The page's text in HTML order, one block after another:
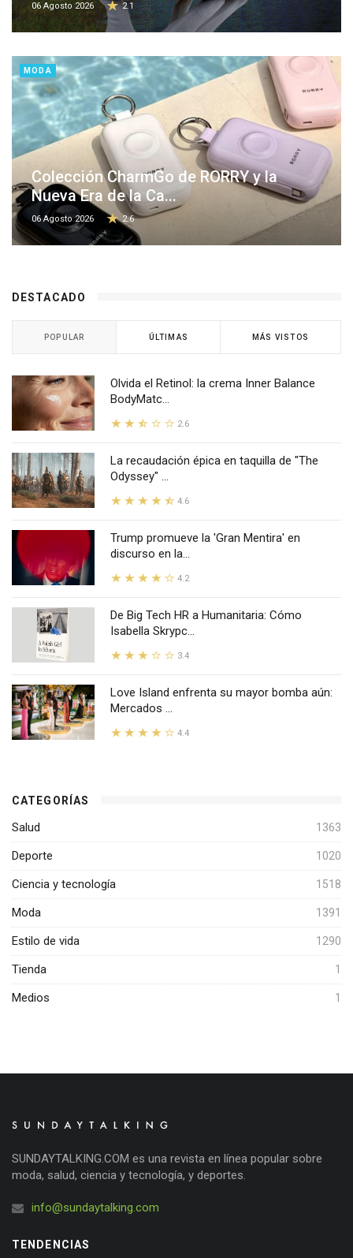
06 Agosto 2026 2.1
MODA
Colección CharmGo de RORRY y la
Nueva Era de la Ca...
06 Agosto 2026 2.6
DESTACADO
POPULAR ÚLTIMAS MÁS VISTOS
Olvida el Retinol: la crema Inner Balance
BodyMatc...
2.6
La recaudación épica en taquilla de "The
Odyssey" ...
4.6
Trump promueve la 'Gran Mentira' en
discurso en la...
4.2
De Big Tech HR a Humanitaria: Cómo
Isabella Skrypc...
3.4
Love Island enfrenta su mayor bomba aún:
Mercados ...
4.4
CATEGORÍAS
Salud 1363
Deporte 1020
Ciencia y tecnología 1518
Moda 1391
Estilo de vida 1290
Tienda 1
Medios 1
SUNDAYTALKING.COM es una revista en línea popular sobre
moda, salud, ciencia y tecnología, y deportes.
info@sundaytalking.com
TENDENCIAS